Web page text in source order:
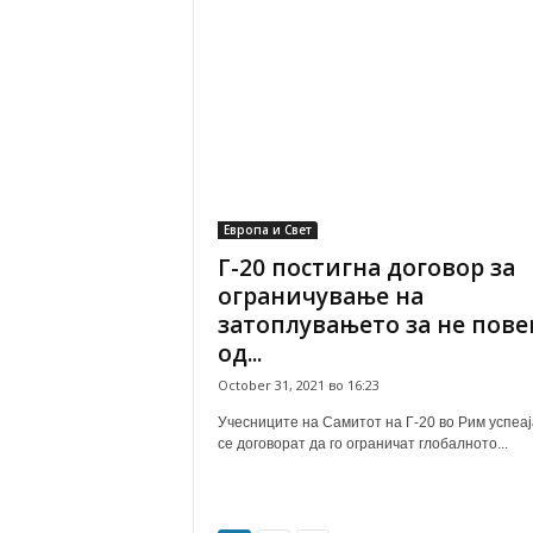
Европа и Свет
Г-20 постигна договор за
ограничување на
затоплувањето за не
од...
October 31, 2021 во 16:23
Учесниците на Самитот на Г-20 во Рим
се договорат да го ограничат глобалното...